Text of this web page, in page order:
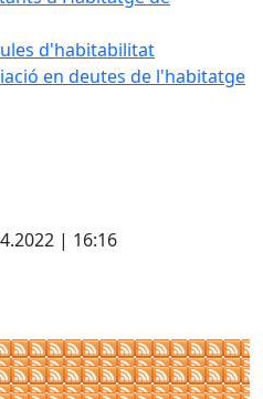
d'habitabilitat
en deutes de l'habitatge
| 16:16